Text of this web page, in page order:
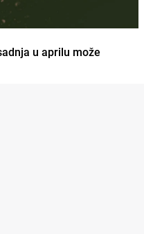
u aprilu može